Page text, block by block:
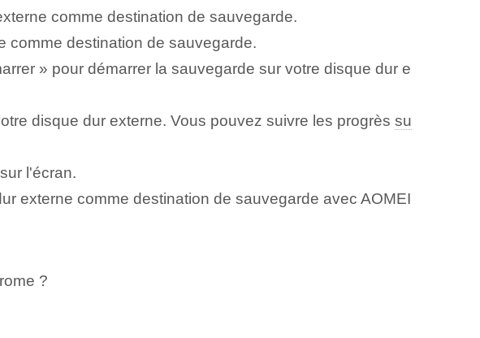
comme destination de sauvegarde.
comme destination de sauvegarde.
» pour démarrer la sauvegarde sur votre disque dur e
disque dur externe. Vous pouvez suivre les progrès su
l'écran.
externe comme destination de sauvegarde avec AOMEI
?